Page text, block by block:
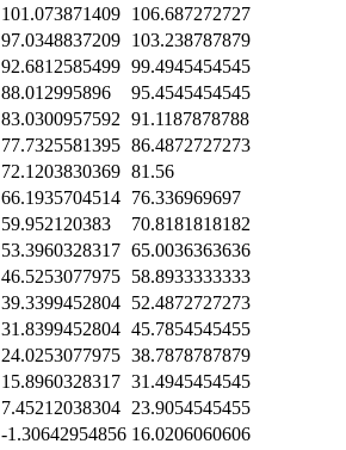
101.073871409 106.687272727
97.0348837209 103.238787879
92.6812585499 99.4945454545
88.012995896
95.4545454545
83.0300957592 91.1187878788
77.7325581395 86.4872727273
72.1203830369 81.56
66.1935704514 76.336969697
59.952120383
70.8181818182
53.3960328317 65.0036363636
46.5253077975 58.8933333333
39.3399452804 52.4872727273
31.8399452804 45.7854545455
24.0253077975 38.7878787879
15.8960328317 31.4945454545
7.45212038304 23.9054545455
-1.30642954856 16.0206060606